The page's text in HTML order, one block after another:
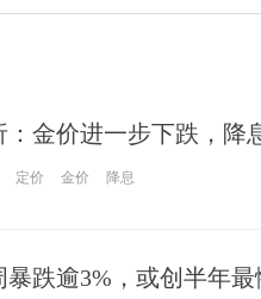
：金价进一步下跌，降
定价 金价 降息
暴跌逾3%，或创半年